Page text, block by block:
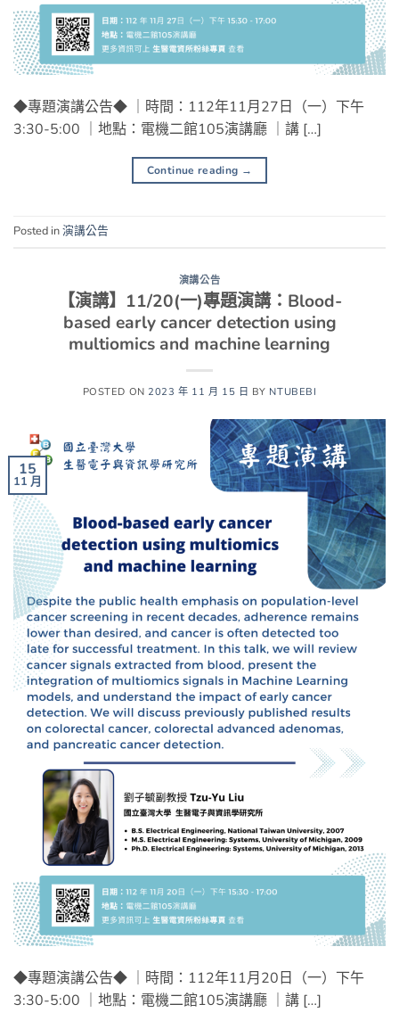
◆專題演講公告◆ ｜時間：112年11月27日（一）下午
3:30-5:00 ｜地點：電機二館105演講廳 ｜講 […]
Continue reading →
Posted in演講公告
演講公告
【演講】11/20(一)專題演講：Blood-
based early cancer detection using
multiomics and machine learning
POSTED ON 2023 年 11 月 15 日 BY NTUBEBI
15
11 月
◆專題演講公告◆ ｜時間：112年11月20日（一）下午
3:30-5:00 ｜地點：電機二館105演講廳 ｜講 […]